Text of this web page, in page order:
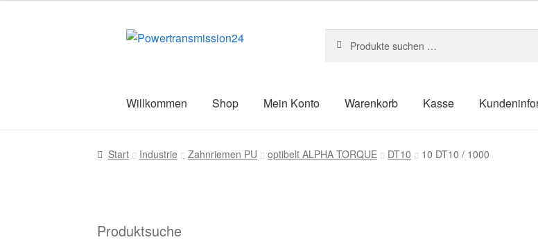
Zur
Zum
nach:
Willkommen Shop Mein Konto Warenkorb Kasse
Start AGB Blog Datenschutz ImpressumKasseKontaktKundeninformationen
Start Industrie Zahnriemen PU optibelt ALPHA TORQUE DT10 10 DT10 / 1000
Produktsuche